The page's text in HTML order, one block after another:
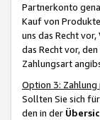
Partnerkonto
Kauf von
uns das Recht
das Recht vor,
Zahlungsart
Option 3: Zahlung
Sollten Sie sich
den in der